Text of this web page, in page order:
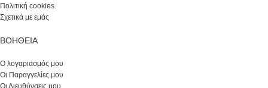
Πολιτική cookies
Σχετικά με εμάς
ΒΟΉΘΕΙΑ
Ο λογαριασμός μου
Οι Παραγγελίες μου